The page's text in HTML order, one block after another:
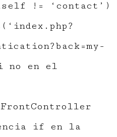
!= ‘contact’)
no en el
if en la